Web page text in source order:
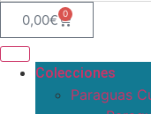
0,00€ 0
Colecciones
Paraguas